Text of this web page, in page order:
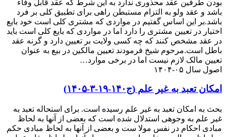
بودن طرفین عقد محذوری ندارد به این شرط که عقد قابل وفاء
باشد و عقد ولو به التزام مستبطن راهی برای تطبیق کلی بر فرد
باشد.بر این اساس گفتیم در مواردی که مشتری کلی است خود بایع
اختیار در تعیین مشتری را دارد اما در مواردی که بایع کلی است باید
در عقد مشخص کنند که چه کسی ولایت بر تعیین دارد و گرنه عقد
باطل است.مرحوم شیخ فرمودند تعیین مالکین در بیع به عنوان
تعیین مالک لازم نیست اما در برخی موارد…
اصول سال ۰۵-۱۴۰۴
امکان تعبد به غیر علم (ج۱۴۰-۱۹-۳-۱۴۰۵)
بحث به امکان تعبد به غیر علم رسیده است. برای استحاله تعبد به
غیر علم به وجوهی استدلال شده است که بعضی از آنها به لحاظ
مبادی احکام در نفس مولا ست و بعضی از آنها به لحاظ مبادی حکم